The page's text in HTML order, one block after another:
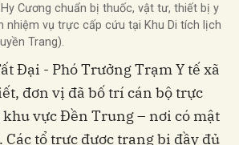
Cương chuẩn bị thuốc, vật tư, thiết bị y
nhiệm vụ trực cấp cứu tại Khu Di tích lịch
Trang).
Đại - Phó Trưởng Trạm Y tế xã
đơn vị đã bố trí cán bộ trực
vực Đền Trung – nơi có mật
Các tổ trực được trang bị đầy đủ